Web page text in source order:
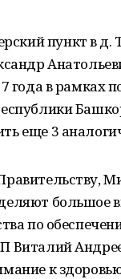
пункт в д.
года в рамках
еще 3
большое
по
Виталий
к